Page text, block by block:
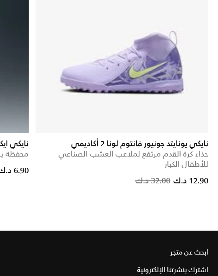
نايكي يونايتد جونيور فانتوم لونا 2 أكاديمي
حذاء كرة القدم مرتفع لملاعب العشب الصناعي
للأطفال الكبار
Price reduced from 32.00 د.ك 12.90 د.ك
نايكي
محفظة
Price reduced from6.90 د.ك
ابحث عن متجر
اشترك بنشرتنا الإلكترونية